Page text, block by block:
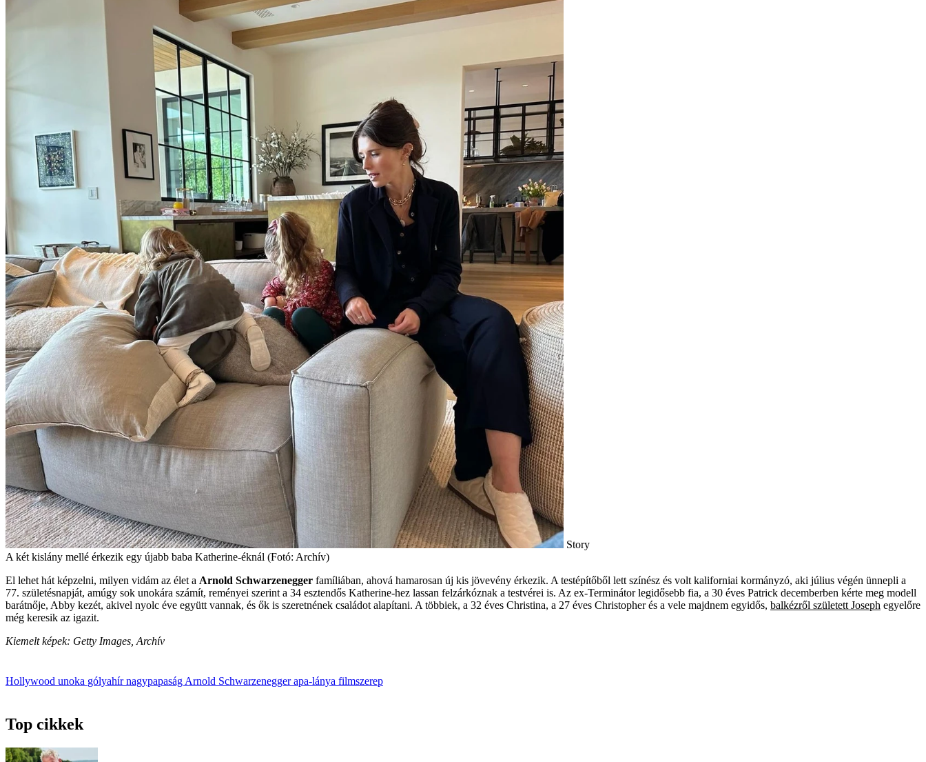
Story
A két kislány mellé érkezik egy újabb baba Katherine­-éknál (Fotó: Archív)
El lehet hát képzelni, milyen vidám az élet a Arnold Schwar­zenegger famíliában, ahová hamarosan új kis jövevény érkezik. A testépítőből lett színész és volt kaliforniai kormányzó, aki július végén ünnepli a
77. születésnapját, amúgy sok unokára számít, reményei szerint a 34 esztendős Katherine-­hez lassan felzárkóznak a testvérei is. Az ex-Terminátor legidősebb fia, a 30 éves Patrick decemberben kérte meg modell
barátnője, Abby kezét, akivel nyolc éve együtt vannak, és ők is szeretnének családot alapítani. A többiek, a 32 éves Christina,­ a 27 éves Christopher és a vele majdnem egyidős, balkézről született Joseph egyelőre
még keresik az igazit.
Kiemelt képek: Getty Images, Archív
Hollywood unoka gólyahírnagypapaság Arnold Schwarzeneggerapa-lánya filmszerep
Top cikkek